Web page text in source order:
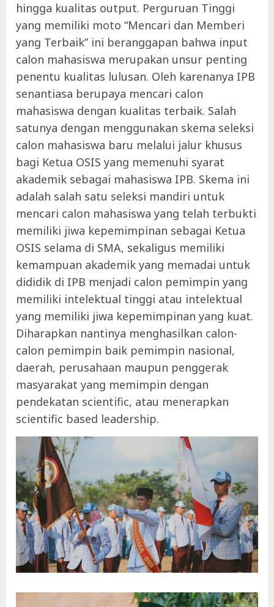
hingga kualitas output. Perguruan Tinggi
yang memiliki moto “Mencari dan Memberi
yang Terbaik” ini beranggapan bahwa input
calon mahasiswa merupakan unsur penting
penentu kualitas lulusan. Oleh karenanya IPB
senantiasa berupaya mencari calon
mahasiswa dengan kualitas terbaik. Salah
satunya dengan menggunakan skema seleksi
calon mahasiswa baru melalui jalur khusus
bagi Ketua OSIS yang memenuhi syarat
akademik sebagai mahasiswa IPB. Skema ini
adalah salah satu seleksi mandiri untuk
mencari calon mahasiswa yang telah terbukti
memiliki jiwa kepemimpinan sebagai Ketua
OSIS selama di SMA, sekaligus memiliki
kemampuan akademik yang memadai untuk
dididik di IPB menjadi calon pemimpin yang
memiliki intelektual tinggi atau intelektual
yang memiliki jiwa kepemimpinan yang kuat.
Diharapkan nantinya menghasilkan calon-
calon pemimpin baik pemimpin nasional,
daerah, perusahaan maupun penggerak
masyarakat yang memimpin dengan
pendekatan scientific, atau menerapkan
scientific based leadership.